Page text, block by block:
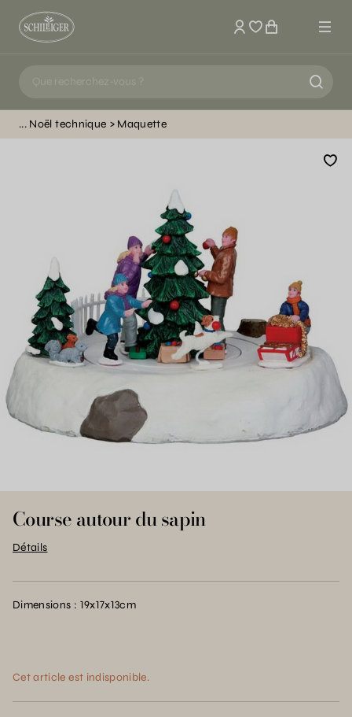
Mon compte
Noël technique Maquette
Course autour du sapin
Détails
Dimensions : 19x17x13cm
Cet article est indisponible.